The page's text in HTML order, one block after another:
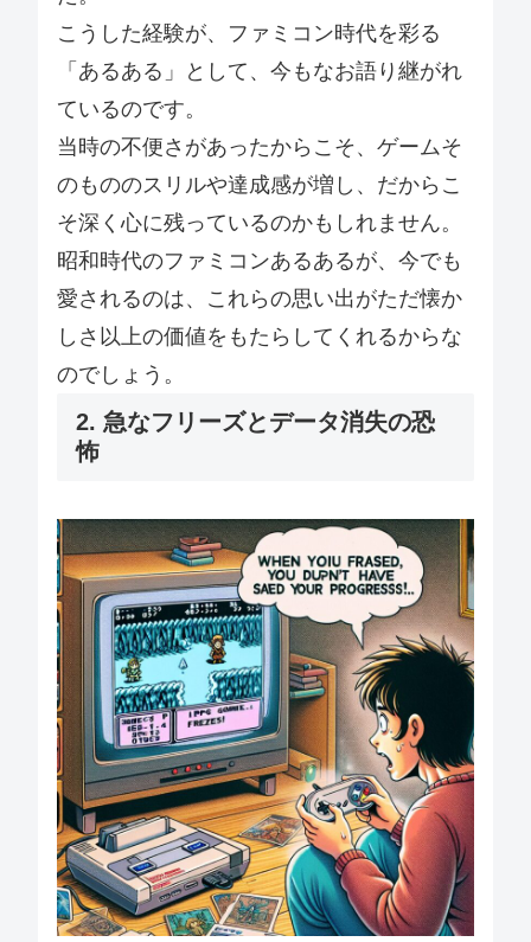
こうした経験が、ファミコン時代を彩る
「あるある」として、今もなお語り継がれ
ているのです。
当時の不便さがあったからこそ、ゲームそ
のもののスリルや達成感が増し、だからこ
そ深く心に残っているのかもしれません。
昭和時代のファミコンあるあるが、今でも
愛されるのは、これらの思い出がただ懐か
しさ以上の価値をもたらしてくれるからな
のでしょう。
2. 急なフリーズとデータ消失の恐
怖